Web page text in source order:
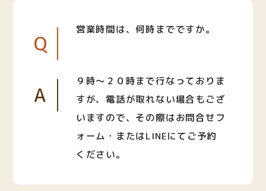
Q
営業時間は、何時までですか。
A
９時〜２０時まで行なっておりま
すが、電話が取れない場合もござ
いますので、その際はお問合せフ
ォーム・またはLINEにてご予約
ください。